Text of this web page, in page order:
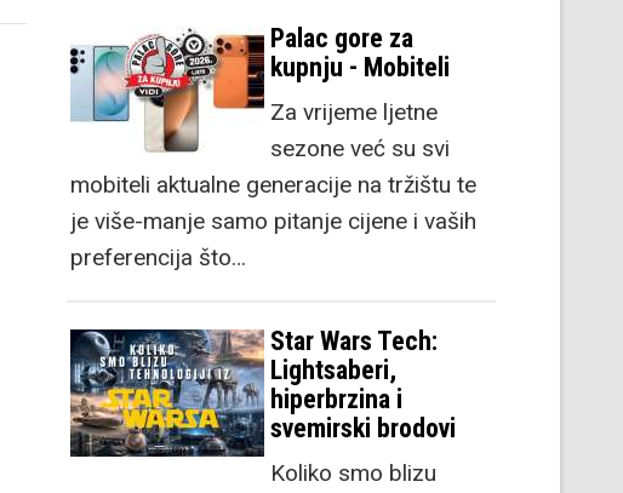
Palac gore za
kupnju - Mobiteli
Za vrijeme ljetne
sezone već su svi
mobiteli aktualne generacije na tržištu te
je više-manje samo pitanje cijene i vaših
preferencija što…
Star Wars Tech:
Lightsaberi,
hiperbrzina i
svemirski brodovi
Koliko smo blizu